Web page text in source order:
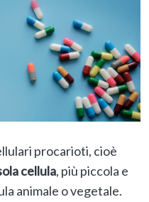
procarioti, cioè
cellula, più piccola e
animale o vegetale.